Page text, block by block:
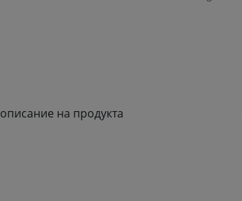
описание на продукта